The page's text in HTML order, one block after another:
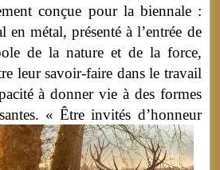
conçue pour la biennale :
métal, présenté à l’entrée de
de la nature et de la force,
leur savoir-faire dans le travail
à donner vie à des formes
« Être invités d’honneur